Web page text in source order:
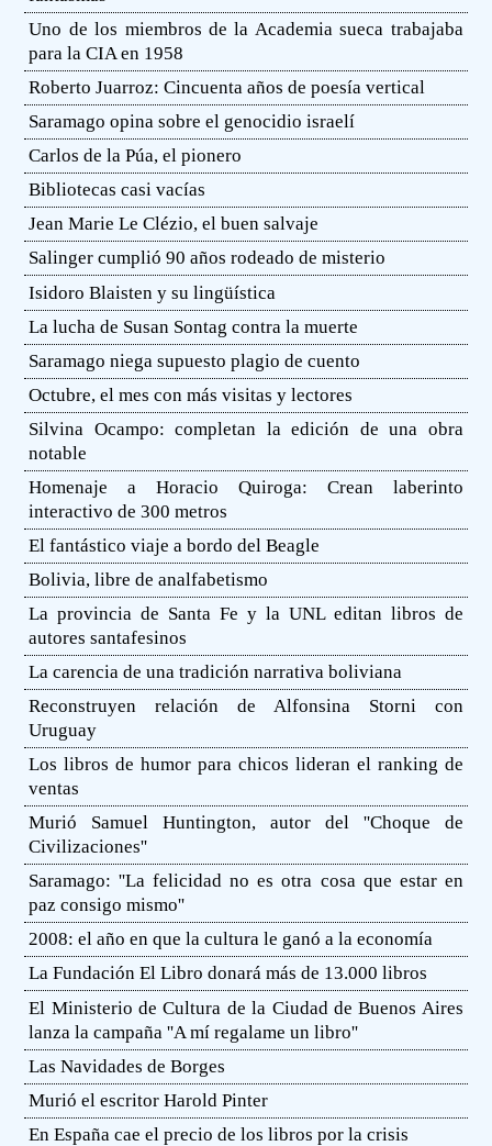
Uno de los miembros de la Academia sueca trabajaba
para la CIA en 1958
Roberto Juarroz: Cincuenta años de poesía vertical
Saramago opina sobre el genocidio israelí
Carlos de la Púa, el pionero
Bibliotecas casi vacías
Jean Marie Le Clézio, el buen salvaje
Salinger cumplió 90 años rodeado de misterio
Isidoro Blaisten y su lingüística
La lucha de Susan Sontag contra la muerte
Saramago niega supuesto plagio de cuento
Octubre, el mes con más visitas y lectores
Silvina Ocampo: completan la edición de una obra
notable
Homenaje a Horacio Quiroga: Crean laberinto
interactivo de 300 metros
El fantástico viaje a bordo del Beagle
Bolivia, libre de analfabetismo
La provincia de Santa Fe y la UNL editan libros de
autores santafesinos
La carencia de una tradición narrativa boliviana
Reconstruyen relación de Alfonsina Storni con
Uruguay
Los libros de humor para chicos lideran el ranking de
ventas
Murió Samuel Huntington, autor del ''Choque de
Civilizaciones''
Saramago: ''La felicidad no es otra cosa que estar en
paz consigo mismo''
2008: el año en que la cultura le ganó a la economía
La Fundación El Libro donará más de 13.000 libros
El Ministerio de Cultura de la Ciudad de Buenos Aires
lanza la campaña ''A mí regalame un libro''
Las Navidades de Borges
Murió el escritor Harold Pinter
En España cae el precio de los libros por la crisis